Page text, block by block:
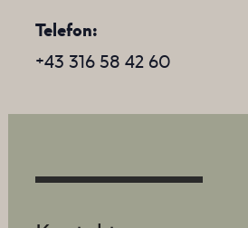
Telefon
+43 316 58 42 60